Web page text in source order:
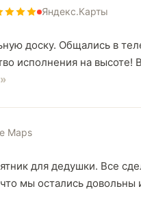
Яндекс.Карты
доску. Общались в
исполнения на
Maps
для дедушки. Все
мы остались довольны